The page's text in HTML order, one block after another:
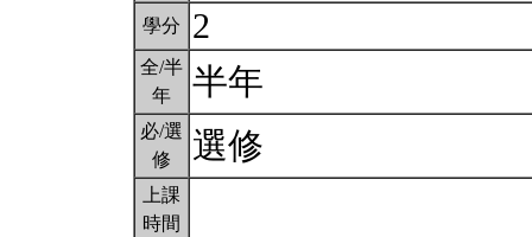
學分 2
全/半
年
半年
必/選
修
選修
上課
時間